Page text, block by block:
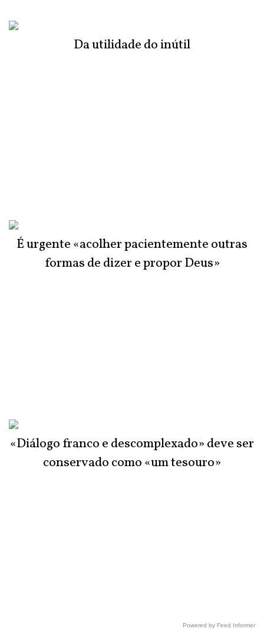
Da utilidade do inútil
É urgente «acolher pacientemente outras
formas de dizer e propor Deus»
«Diálogo franco e descomplexado» deve ser
conservado como «um tesouro»
Powered by Feed Informer